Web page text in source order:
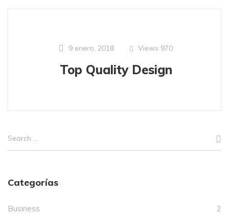
9 enero, 2018 Views 970
Top Quality Design
Categorías
Business 2